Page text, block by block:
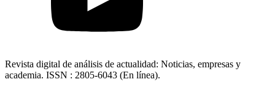
Revista digital de análisis de actualidad: Noticias, empresas y
academia. ISSN : 2805-6043 (En línea).